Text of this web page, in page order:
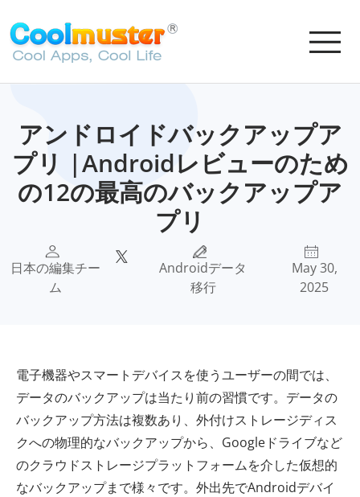
アンドロイドバックアップア
プリ |Androidレビューのため
の12の最高のバックアップア
プリ
日本の編集チー
ム
Androidデータ
移行
May 30,
2025
電子機器やスマートデバイスを使うユーザーの間では、
データのバックアップは当たり前の習慣です。データの
バックアップ方法は複数あり、外付けストレージディス
クへの物理的なバックアップから、Googleドライブなど
のクラウドストレージプラットフォームを介した仮想的
なバックアップまで様々です。外出先でAndroidデバイ